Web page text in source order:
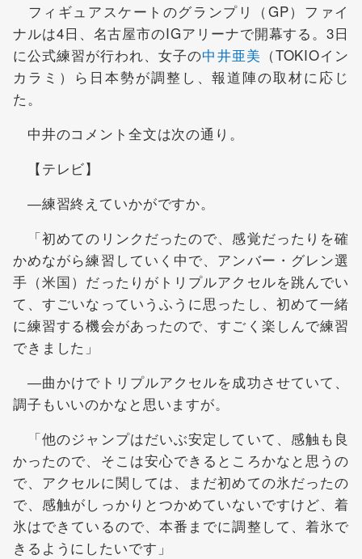
フィギュアスケートのグランプリ（GP）ファイ
ナルは4日、名古屋市のIGアリーナで開幕する。3日
に公式練習が行われ、女子の中井亜美 （TOKIOイン
カラミ）ら日本勢が調整し、報道陣の取材に応じ
た。
中井のコメント全文は次の通り。
【テレビ】
―練習終えていかがですか。
「初めてのリンクだったので、感覚だったりを確
かめながら練習していく中で、アンバー・グレン選
手（米国）だったりがトリプルアクセルを跳んでい
て、すごいなっていうふうに思ったし、初めて一緒
に練習する機会があったので、すごく楽しんで練習
できました」
―曲かけでトリプルアクセルを成功させていて、
調子もいいのかなと思いますが。
「他のジャンプはだいぶ安定していて、感触も良
かったので、そこは安心できるところかなと思うの
で、アクセルに関しては、まだ初めての氷だったの
で、感触がしっかりとつかめていないですけど、着
氷はできているので、本番までに調整して、着氷で
きるようにしたいです」